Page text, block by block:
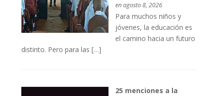
en agosto 8, 2026
Para muchos niños y
jóvenes, la educación es
el camino hacia un futuro
distinto. Pero para las […]
25 menciones a la